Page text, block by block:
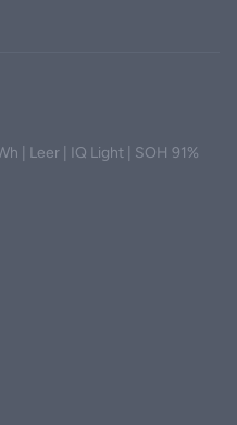
| Leer | IQ Light | SOH 91%